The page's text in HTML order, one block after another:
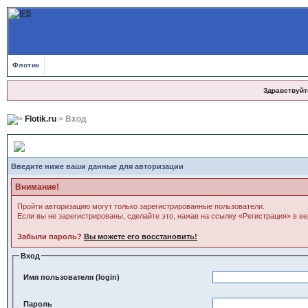
Флотик
Flotik.ru> Вход
Введите ниже ваши данные для авторизации
Внимание!
Пройти авторизацию могут только зарегистрированные пользователи.
Если вы не зарегистрированы, сделайте это, нажав на ссылку «Регистрация» в
Забыли пароль? Вы можете его восстановить!
Вход
Имя пользователя (login)
Пароль